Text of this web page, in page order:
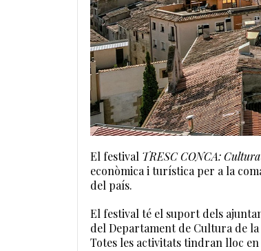
El festival TRESC CONCA:
econòmica i turística per a la
del país.
El festival té el suport dels
del Departament de Cultura de
Totes les activitats tindran lloc